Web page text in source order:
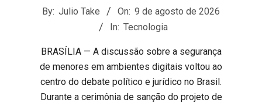
2026-
By: Julio Take On: 9 de agosto de 2026
In: Tecnologia
BRASÍLIA — A discussão sobre a segurança
de menores em ambientes digitais voltou ao
centro do debate político e jurídico no Brasil.
Durante a cerimônia de sanção do projeto de